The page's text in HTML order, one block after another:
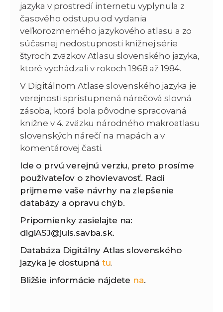
jazyka v prostredí internetu vyplynula z
časového odstupu od vydania
veľkorozmerného jazykového atlasu a zo
súčasnej nedostupnosti knižnej série
štyroch zväzkov Atlasu slovenského jazyka,
ktoré vychádzali v rokoch 1968 až 1984.
V Digitálnom Atlase slovenského jazyka je
verejnosti sprístupnená nárečová slovná
zásoba, ktorá bola pôvodne spracovaná
knižne v 4. zväzku národného makroatlasu
slovenských nárečí na mapách a v
komentárovej časti.
Ide o prvú verejnú verziu, preto prosíme
používateľov o zhovievavosť. Radi
prijmeme vaše návrhy na zlepšenie
databázy a opravu chýb.
Pripomienky zasielajte na:
digiASJ@juls.savba.sk.
Databáza Digitálny Atlas slovenského
jazyka je dostupnátu.
Bližšie informácie nájdete na.